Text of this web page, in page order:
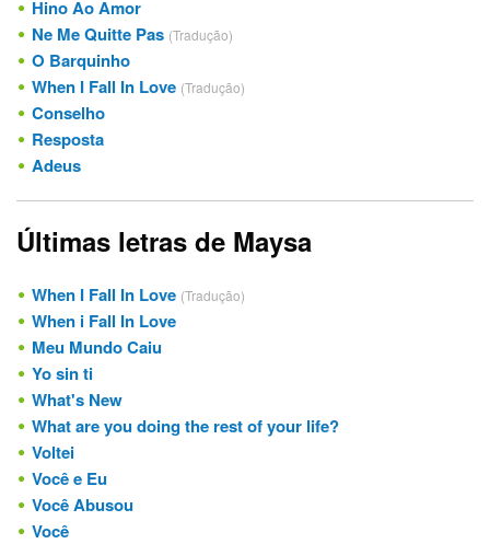
Hino Ao Amor
Ne Me Quitte Pas (Tradução)
O Barquinho
When I Fall In Love (Tradução)
Conselho
Resposta
Adeus
Últimas letras de Maysa
When I Fall In Love (Tradução)
When i Fall In Love
Meu Mundo Caiu
Yo sin ti
What's New
What are you doing the rest of your life?
Voltei
Você e Eu
Você Abusou
Você